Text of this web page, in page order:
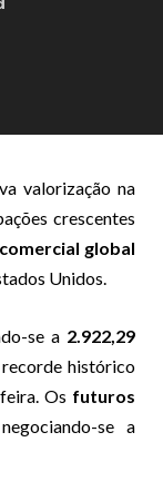
valorização na
crescentes
global
Unidos.
se a 2.922,29
histórico
Os futuros
se a